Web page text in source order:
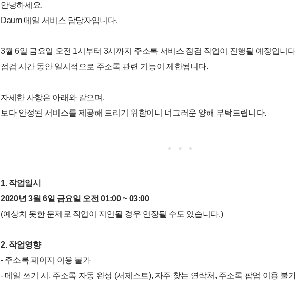
안녕하세요.
Daum 메일 서비스 담당자입니다.
3월 6일 금요일 오전 1시부터 3시까지 주소록 서비스 점검 작업이 진행될 예정입니
점검 시간 동안 일시적으로 주소록 관련 기능이 제한됩니다.
자세한 사항은 아래와 같으며,
보다 안정된 서비스를 제공해 드리기 위함이니 너그러운 양해 부탁드립니다.
1. 작업일시
2020년 3월 6일 금요일 오전 01:00 ~ 03:00
(예상치 못한 문제로 작업이 지연될 경우 연장될 수도 있습니다.)
2. 작업영향
- 주소록 페이지 이용 불가
- 메일 쓰기 시, 주소록 자동 완성 (서제스트), 자주 찾는 연락처, 주소록 팝업 이용 불